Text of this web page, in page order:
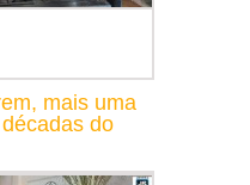
mais uma
do